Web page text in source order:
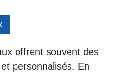
offrent souvent des
personnalisés. En